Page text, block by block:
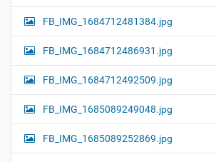
FB_IMG_1684712481384.jpg
FB_IMG_1684712486931.jpg
FB_IMG_1684712492509.jpg
FB_IMG_1685089249048.jpg
FB_IMG_1685089252869.jpg